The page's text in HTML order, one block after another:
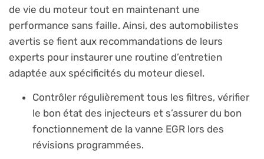
de vie du moteur tout en maintenant une
performance sans faille. Ainsi, des automobilistes
avertis se fient aux recommandations de leurs
experts pour instaurer une routine d’entretien
adaptée aux spécificités du moteur diesel.
Contrôler régulièrement tous les filtres, vérifier
le bon état des injecteurs et s’assurer du bon
fonctionnement de la vanne EGR lors des
révisions programmées.